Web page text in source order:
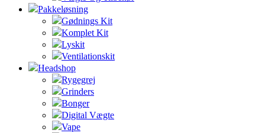
Pakkeløsning
Gødnings Kit
Komplet Kit
Lyskit
Ventilationskit
Headshop
Rygegrej
Grinders
Bonger
Digital Vægte
Vape